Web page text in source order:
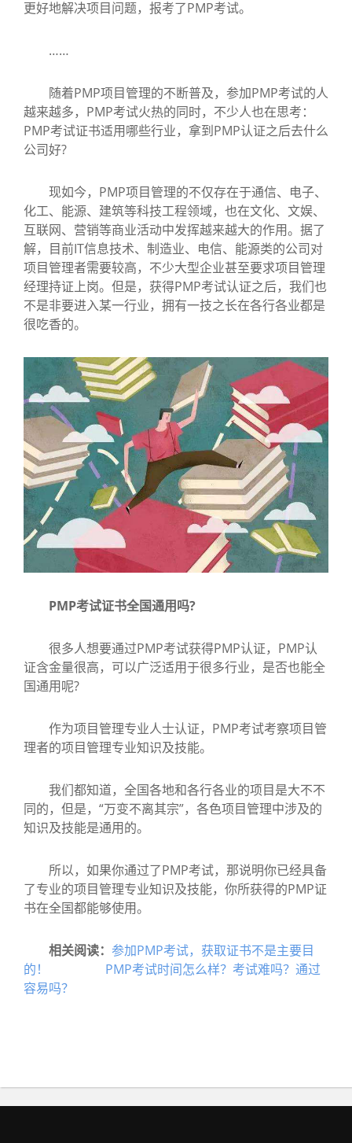
更好地解决项目问题，报考了PMP考试。
……
随着PMP项目管理的不断普及，参加PMP考试的人
越来越多，PMP考试火热的同时，不少人也在思考：
PMP考试证书适用哪些行业，拿到PMP认证之后去什么
公司好?
现如今，PMP项目管理的不仅存在于通信、电子、
化工、能源、建筑等科技工程领域，也在文化、文娱、
互联网、营销等商业活动中发挥越来越大的作用。据了
解，目前IT信息技术、制造业、电信、能源类的公司对
项目管理者需要较高，不少大型企业甚至要求项目管理
经理持证上岗。但是，获得PMP考试认证之后，我们也
不是非要进入某一行业，拥有一技之长在各行各业都是
很吃香的。
PMP考试证书全国通用吗?
很多人想要通过PMP考试获得PMP认证，PMP认
证含金量很高，可以广泛适用于很多行业，是否也能全
国通用呢?
作为项目管理专业人士认证，PMP考试考察项目管
理者的项目管理专业知识及技能。
我们都知道，全国各地和各行各业的项目是大不不
同的，但是，“万变不离其宗”，各色项目管理中涉及的
知识及技能是通用的。
所以，如果你通过了PMP考试，那说明你已经具备
了专业的项目管理专业知识及技能，你所获得的PMP证
书在全国都能够使用。
相关阅读： 参加PMP考试，获取证书不是主要目
的！
PMP考试时间怎么样？考试难吗？通过
容易吗？